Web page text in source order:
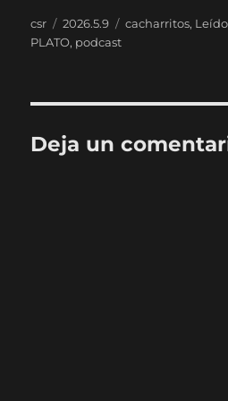
Autor
csr
Publicado
el
2026.5.9 Categorías
cacharritos,
PLATO, podcast
Deja un